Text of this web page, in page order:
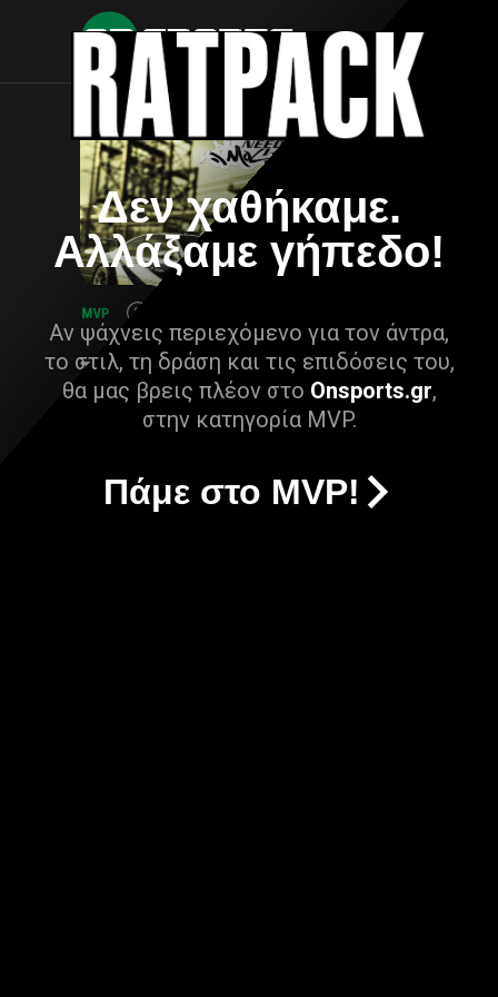
Δεν χαθήκαμε.
Αλλάξαμε γήπεδο!
Αν ψάχνεις περιεχόμενο για τον άντρα,
το στιλ, τη δράση και τις επιδόσεις του,
θα μας βρεις πλέον στο Onsports.gr,
στην κατηγορία MVP.
Πάμε στο MVP!